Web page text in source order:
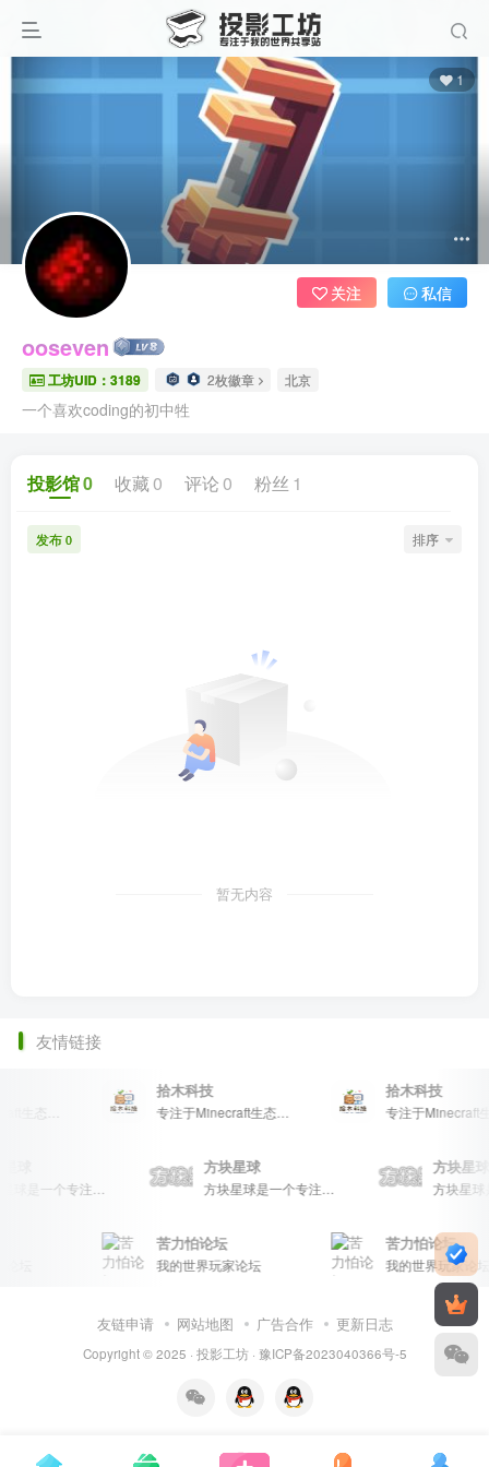
1
ooseven
工坊UID：3189 2枚徽章 北京
一个喜欢coding的初中牲
关注 私信
投影馆0 收藏 0 评论 0 粉丝 1
发布 0 排序
暂无内容
友情链接
专注于Minecraft生态建设
拾木科技
专注于Minecraft生态建设
拾木科技
方块星球是一个专注于我的世界的中文论坛，提供丰富的资源分享、玩家交流和创意展示，包括地图、皮肤、数据包等内容，打造Minecraft玩家的专属社区乐园！
方块星球
方块星球是一个专注于我的世界的中文论坛，提供丰富的资源分享、玩家交流和创意展示，包括地图、皮肤、数据包等内容，打造Minecraft玩家的专属社区乐园！
方块星
苦力怕论坛
我的世界玩家论坛
苦力怕论坛
我的世界玩家论坛
友链申请 网站地图 广告合作 更新日志
Copyright © 2025 · 投影工坊· 豫ICP备2023040366号-5